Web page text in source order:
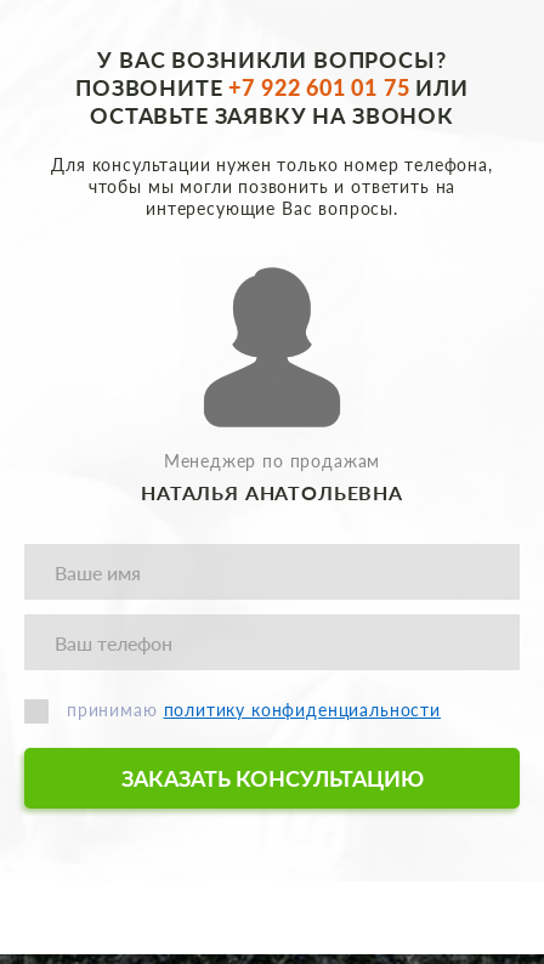
У ВАС ВОЗНИКЛИ ВОПРОСЫ?
ПОЗВОНИТЕ+7 922 601 01 75 ИЛИ
ОСТАВЬТЕ ЗАЯВКУ НА ЗВОНОК
Для консультации нужен только номер телефона,
чтобы мы могли позвонить и ответить на
интересующие Вас вопросы.
Менеджер по продажам
НАТАЛЬЯ АНАТОЛЬЕВНА
принимаю политику конфиденциальности
ЗАКАЗАТЬ КОНСУЛЬТАЦИЮ